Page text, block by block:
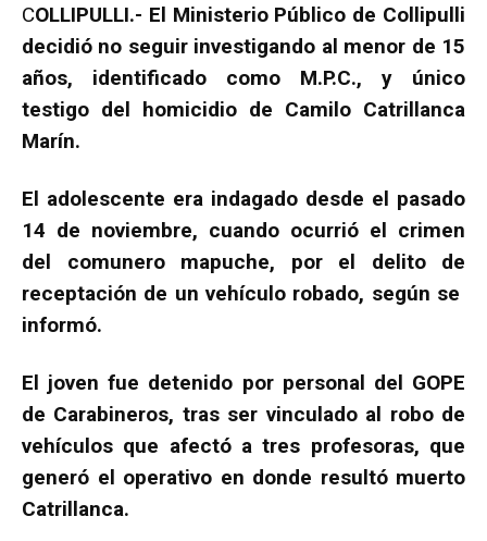
COLLIPULLI.- El Ministerio Público de Collipulli
decidió no seguir investigando al menor de 15
años, identificado como M.P.C., y único
testigo del homicidio de Camilo Catrillanca
Marín.
El adolescente era indagado desde el pasado
14 de noviembre, cuando ocurrió el crimen
del comunero mapuche, por el delito de
receptación de un vehículo robado, según se
informó.
El joven fue detenido por personal del GOPE
de Carabineros, tras ser vinculado al robo de
vehículos que afectó a tres profesoras, que
generó el operativo en donde resultó muerto
Catrillanca.